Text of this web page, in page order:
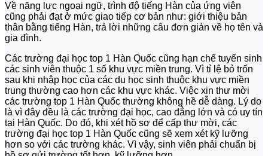
Về năng lực ngoại ngữ, trình độ tiếng Hàn của ứng viên
cũng phải đạt ở mức giao tiếp cơ bản như: giới thiệu bản
thân bằng tiếng Hàn, trả lời những câu đơn giản về họ tên và
gia đình.
Các trường đại học top 1 Hàn Quốc cũng hạn chế tuyển sinh
các sinh viên thuộc 1 số khu vực miền trung. Vì tỉ lệ bỏ trốn
sau khi nhập học của các du học sinh thuộc khu vực miền
trung thường cao hơn các khu vực khác. Việc xin thư mời
các trường top 1 Hàn Quốc thường không hề dễ dàng. Lý do
là vì đây đều là các trường đại học, cao đẳng lớn và có uy tín
tại Hàn Quốc. Do đó, khi xét hồ sơ để cấp thư mời, các
trường đại học top 1 Hàn Quốc cũng sẽ xem xét kỹ lưỡng
hơn so với các trường khác. Vì vậy, sinh viên phải chuẩn bị